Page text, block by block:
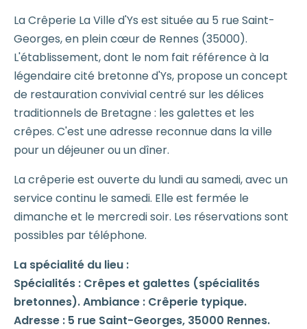
La Crêperie La Ville d'Ys est située au 5 rue Saint-
Georges, en plein cœur de Rennes (35000).
L'établissement, dont le nom fait référence à la
légendaire cité bretonne d'Ys, propose un concept
de restauration convivial centré sur les délices
traditionnels de Bretagne : les galettes et les
crêpes. C'est une adresse reconnue dans la ville
pour un déjeuner ou un dîner.
La crêperie est ouverte du lundi au samedi, avec un
service continu le samedi. Elle est fermée le
dimanche et le mercredi soir. Les réservations sont
possibles par téléphone.
La spécialité du lieu :
Spécialités : Crêpes et galettes (spécialités
bretonnes). Ambiance : Crêperie typique.
Adresse : 5 rue Saint-Georges, 35000 Rennes.